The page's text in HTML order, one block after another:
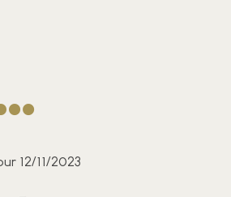
12/11/2023